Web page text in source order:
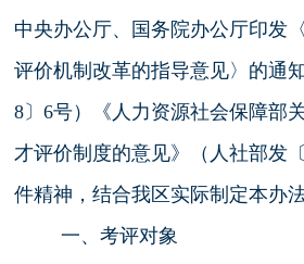
中央办公厅、国务院办公厅印发
评价机制改革的指导意见〉的通
8〕6号）《人力资源社会保障部
才评价制度的意见》（人社部发
件精神，结合我区实际制定本办法
一、考评对象